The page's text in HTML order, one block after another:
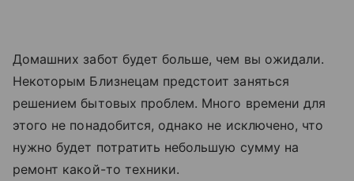
Домашних забот будет больше, чем вы ожидали.
Некоторым Близнецам предстоит заняться
решением бытовых проблем. Много времени для
этого не понадобится, однако не исключено, что
нужно будет потратить небольшую сумму на
ремонт какой-то техники.